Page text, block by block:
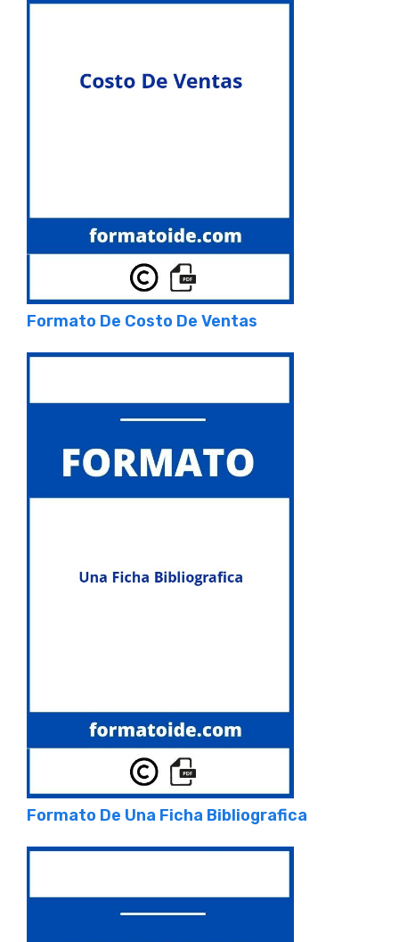
Formato De Costo De Ventas
Formato De Una Ficha Bibliografica